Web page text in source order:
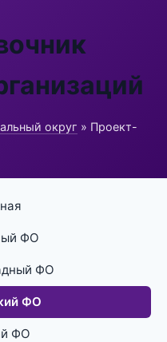
округ » Проект-
ФО
ФО
ФО
ФО